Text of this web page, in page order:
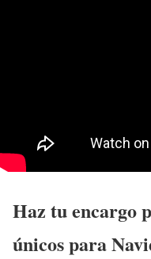
Haz tu encargo
únicos para